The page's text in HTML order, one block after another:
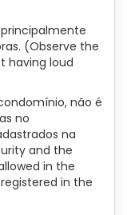
(Observe the
having loud
não é
no
na
and the
in the
in the